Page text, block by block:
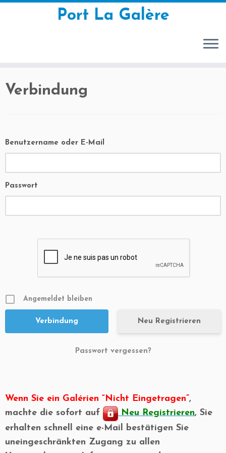
Inhalt
Port La Galère
Verbindung
Benutzername oder E-Mail
Passwort
Angemeldet bleiben
Neu Registrieren
Passwort vergessen?
Wenn Sie ein Galérien “Nicht Eingetragen”,
machte die sofort auf
Neu Registrieren, Sie
erhalten schnell eine e-Mail bestätigen Sie
uneingeschränkten Zugang zu allen